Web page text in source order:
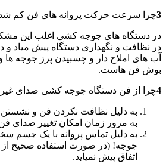
3چرا سرعت حرکت پروانه های فن کم
در دستگاه های جوجه کشی اغلب این
در نظافت و نگهداری دستگاه پیش میاد و
آب های املاح دار و چسبیدن پرز جوجه
بوش فن هاست.
4چرا از فن دستگاه جوجه کشی صدای
به دلیل نظافت نکردن فن و نشستن
به مرور زمان امکان تغییر صدای
به دلیل تماس پروانه با یک جسم
جوجه! (در صورت استفاده صحیح
اتفاق پیش نمیاید.